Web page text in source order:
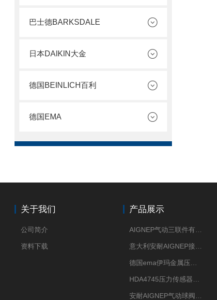
巴士德BARKSDALE
日本DAIKIN大金
德国BEINLICH百利
德国EMA
关于我们
公司简介
资料下载
产品展示